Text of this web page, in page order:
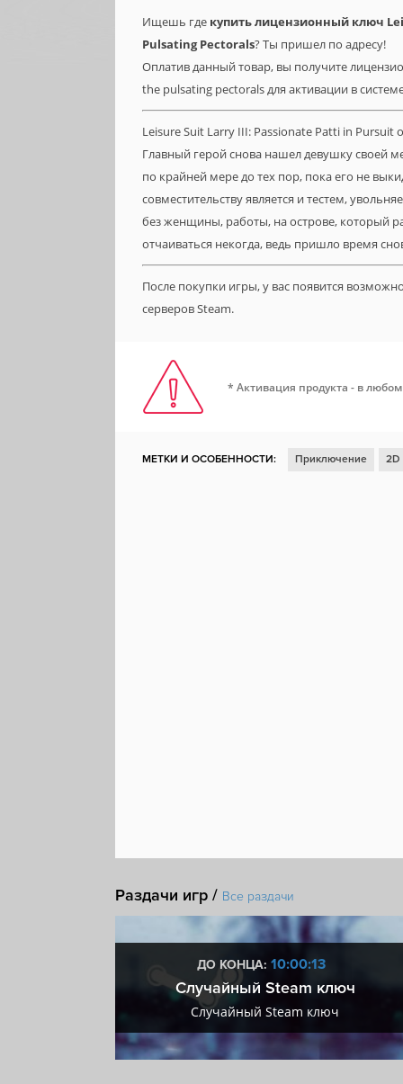
Ищешь где купить лицензионный ключ
Pulsating Pectorals? Ты пришел по адресу!
Оплатив данный товар, вы получите
the pulsating pectorals для активации в
Leisure Suit Larry III: Passionate Patti in
Главный герой снова нашел девушку своей
по крайней мере до тех пор, пока его не
совместительству является и тестем,
без женщины, работы, на острове, который
отчаиваться некогда, ведь пришло время
После покупки игры, у вас появится
серверов Steam.
* Активация продукта - в
МЕТКИ И ОСОБЕННОСТИ: Приключение 2D
Раздачи игр / Все раздачи
ДО КОНЦА: 10:00:12
Случайный Steam ключ
Случайный Steam ключ